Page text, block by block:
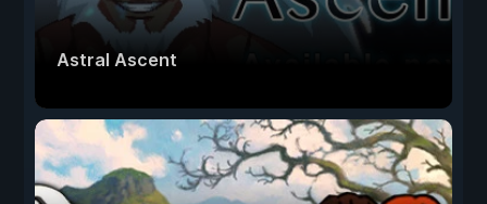
Astral Ascent